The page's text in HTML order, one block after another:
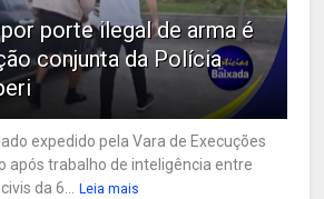
porte ilegal de arma é
conjunta da Polícia
expedido pela Vara de Execuções
após trabalho de inteligência entre
da 6... Leia mais